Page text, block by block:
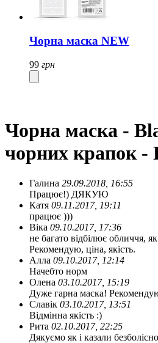
Чорна маска NEW
99 грн
Чорна маска -
чорних крапок -
Галина 29.09.2018, 16:55
Працює!) ДЯКУЮ
Катя 09.11.2017, 19:11
працює )))
Віка 09.10.2017, 17:36
не багато відбілює обличчя,
Рекомендую, ціна, якість.
Алла 09.10.2017, 12:14
Начебто норм
Олена 03.10.2017, 15:19
Дуже гарна маска!
Славік 03.10.2017, 13:51
Відмінна якість :)
Рита 02.10.2017, 22:25
Дякуємо як і казали